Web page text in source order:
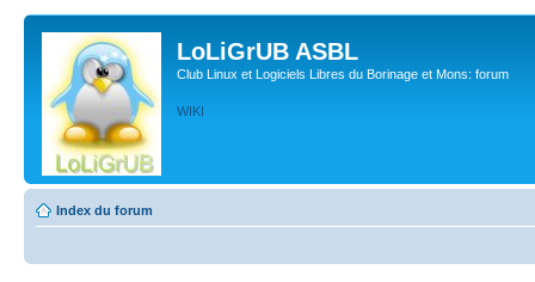
LoLiGrUB ASBL
Club Linux et Logiciels Libres du Borinage et Mons: forum
WIKI
Index du forum